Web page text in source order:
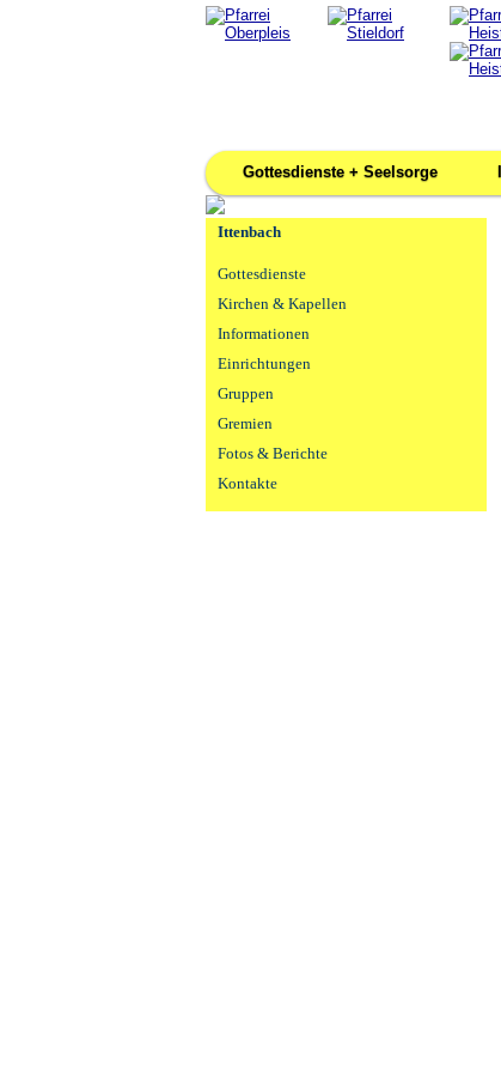
Gottesdienste + Seelsorge
Ittenbach
Gottesdienste
Kirchen & Kapellen
Informationen
Einrichtungen
Gruppen
Gremien
Fotos & Berichte
Kontakte